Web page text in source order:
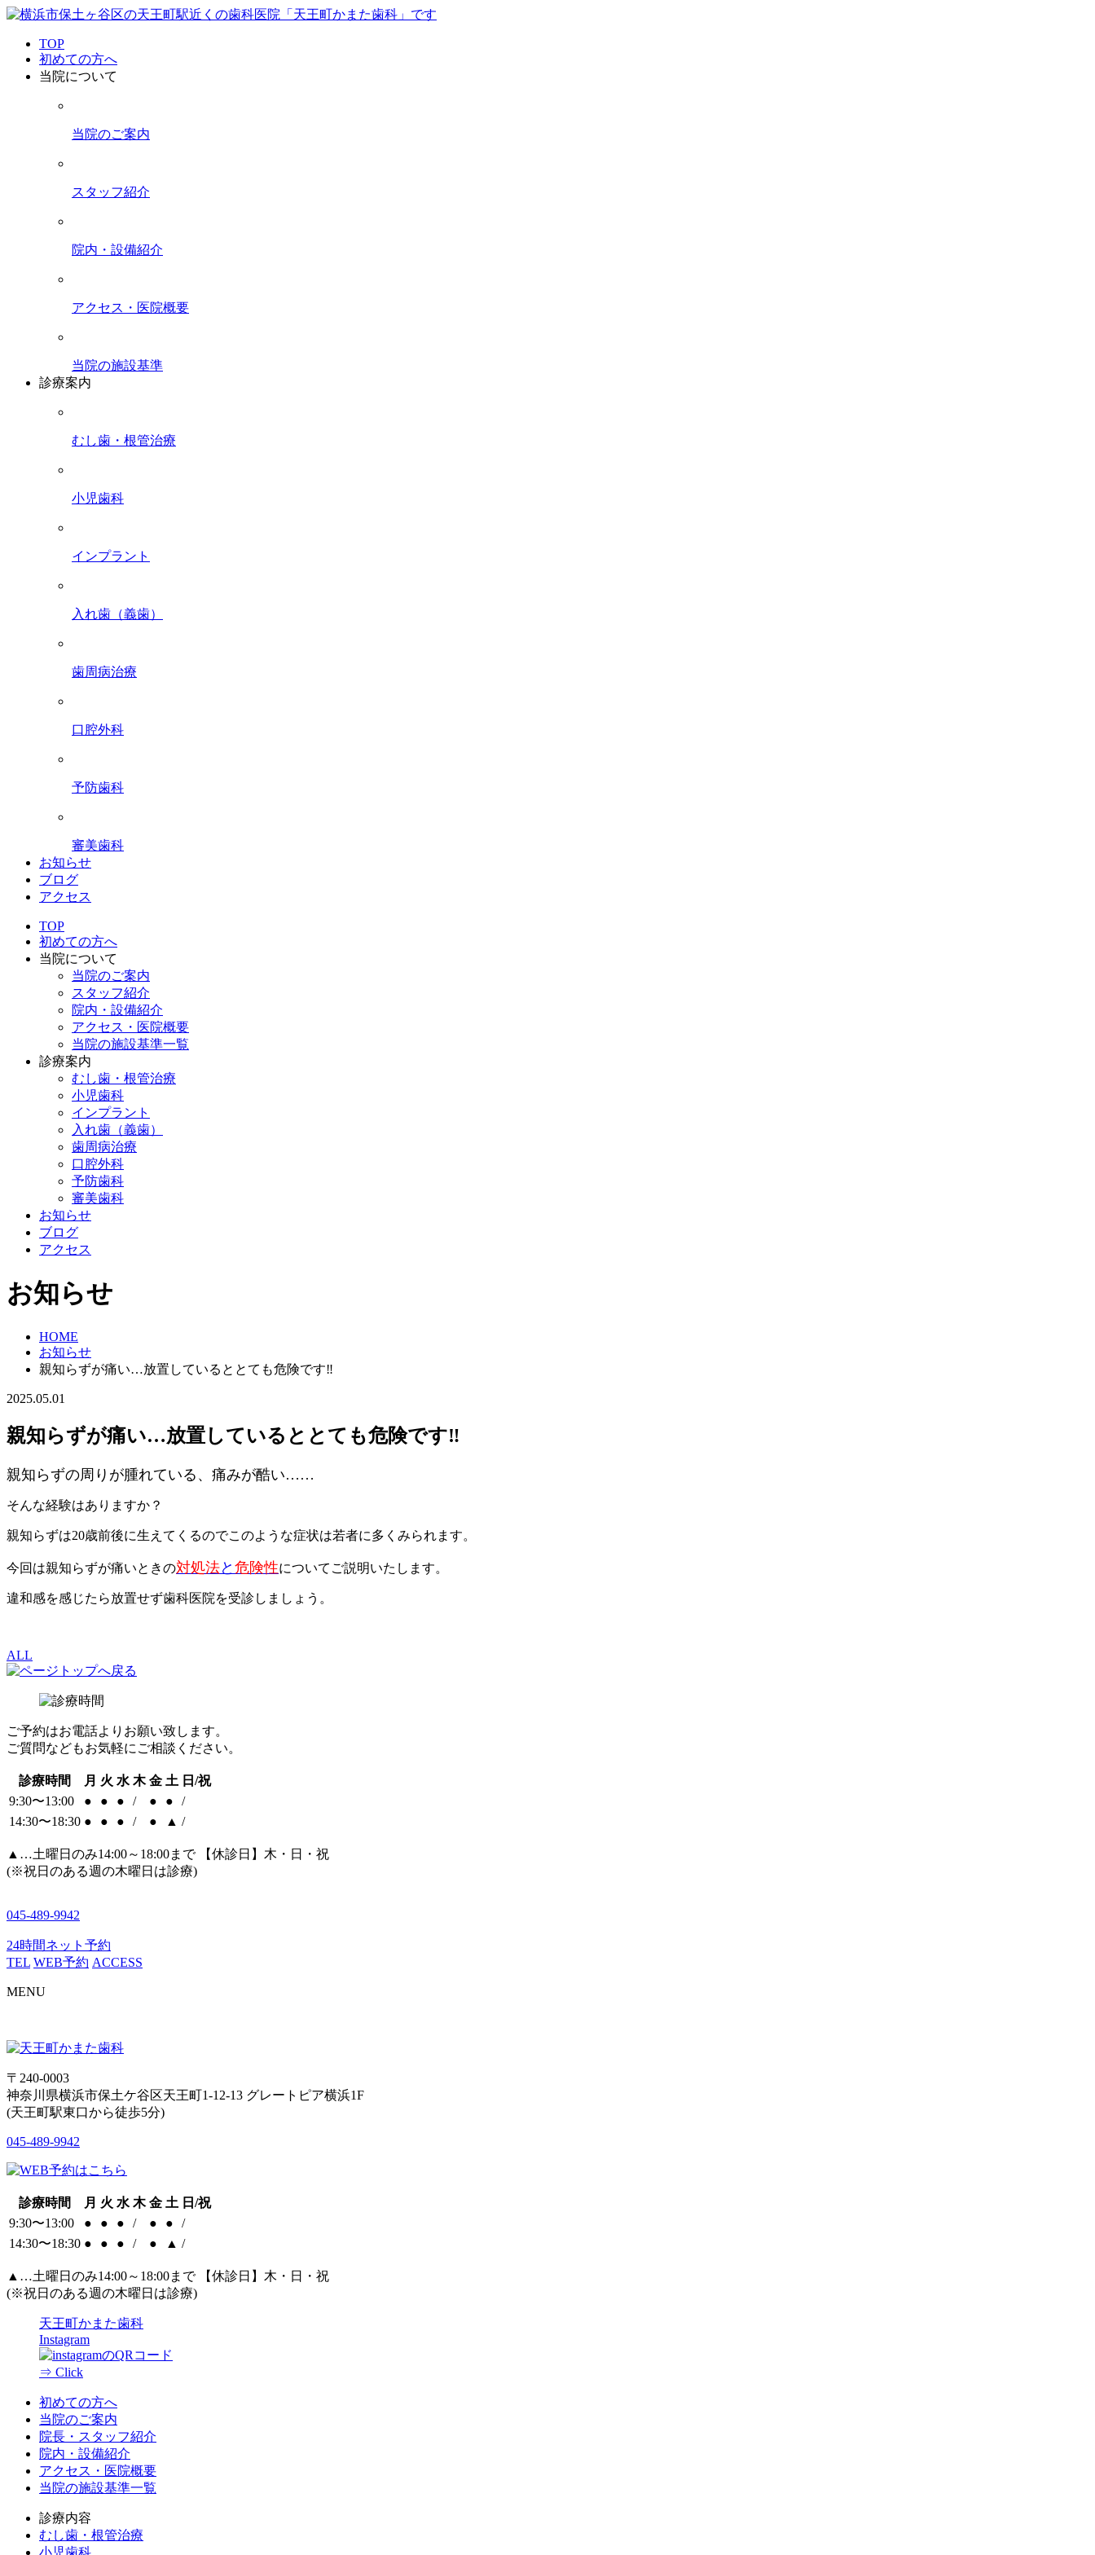
TOP
初めての方へ
当院について
当院のご案内
スタッフ紹介
院内・設備紹介
アクセス・医院概要
当院の施設基準
診療案内
むし歯・根管治療
小児歯科
インプラント
入れ歯（義歯）
歯周病治療
口腔外科
予防歯科
審美歯科
お知らせ
ブログ
アクセス
TOP
初めての方へ
当院について
当院のご案内
スタッフ紹介
院内・設備紹介
アクセス・医院概要
当院の施設基準一覧
診療案内
むし歯・根管治療
小児歯科
インプラント
入れ歯（義歯）
歯周病治療
口腔外科
予防歯科
審美歯科
お知らせ
ブログ
アクセス
お知らせ
HOME
お知らせ
親知らずが痛い…放置しているととても危険です‼
2025.05.01
親知らずが痛い…放置しているととても危険です‼
親知らずの周りが腫れている、痛みが酷い……
そんな経験はありますか？
親知らずは20歳前後に生えてくるのでこのような症状は若者に多くみられます。
今回は親知らずが痛いときの対処法と 危険性についてご説明いたします。
違和感を感じたら放置せず歯科医院を受診しましょう。
ALL
ご予約はお電話よりお願い致します。
ご質問などもお気軽にご相談ください。
診療時間 月 火 水 木 金 土 日/祝
9:30〜13:00
● ● ● / ● ●
/
14:30〜18:30 ● ● ● / ● ▲ /
▲ …土曜日のみ14:00～18:00まで 【休診日】木・日・祝
(※祝日のある週の木曜日は診療)
045-489-9942
24時間ネット予約
TEL WEB予約 ACCESS
MENU
〒240-0003
神奈川県横浜市保土ケ谷区天王町1-12-13 グレートピア横浜1F
(天王町駅東口から徒歩5分)
045-489-9942
診療時間 月 火 水 木 金 土 日/祝
9:30〜13:00
● ● ● / ● ●
/
14:30〜18:30 ● ● ● / ● ▲ /
▲ …土曜日のみ14:00～18:00まで 【休診日】木・日・祝
(※祝日のある週の木曜日は診療)
天王町かまた歯科
Instagram
⇒ Click
初めての方へ
当院のご案内
院長・スタッフ紹介
院内・設備紹介
アクセス・医院概要
当院の施設基準一覧
診療内容
むし歯・根管治療
小児歯科